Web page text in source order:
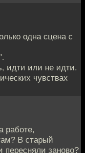
одна сцена с
идти или не идти.
чувствах
работе,
В старый
заново?